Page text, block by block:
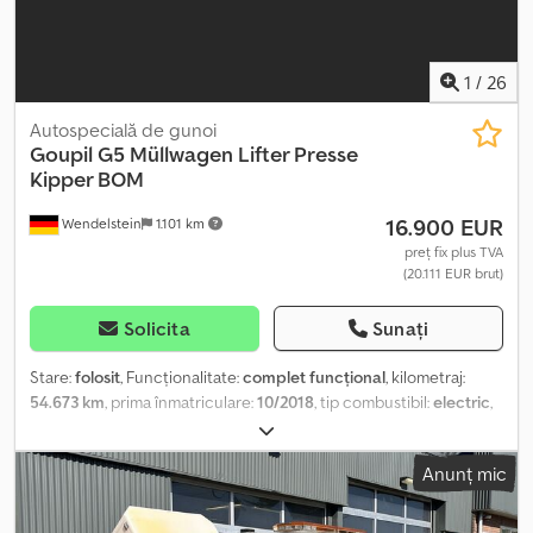
1 / 26
Wendelstein 1.101 km
Autospecială de gunoi
GoupilG5 Müllwagen Lifter Presse
Kipper BOM
16.900 EUR
preț fix plus TVA
(20.111 EUR brut)
Solicita Sunați
Stare:folosit, Funcționalitate:complet funcțional, kilometraj:
54.673 km, prima înmatriculare:10/2018, tip combustibil:electric,
, greutatea maximă de încărcare:
greutate totală:2.001 kg, configurație ax:4x2, combustibil:
electricitate
, culoare:alb, cabină șofer: cabina de zi, tip de
automat , suspensie:oțel, număr de locuri:2, lungime
3.995 mm , lățime totală:1.739 mm, înălțime totală: 2.172 mm,
Anunț mic